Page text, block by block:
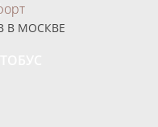
В МОСКВЕ